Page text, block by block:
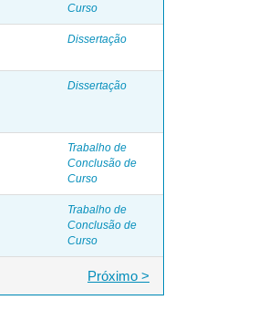
Curso
Dissertação
Dissertação
Trabalho de
Conclusão de
Curso
Trabalho de
Conclusão de
Curso
Próximo >